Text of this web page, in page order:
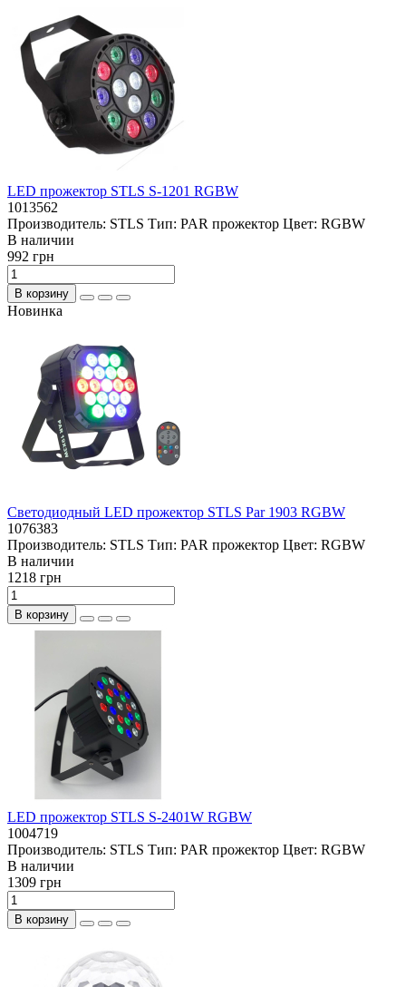
LED прожектор STLS S-1201 RGBW
1013562
Производитель: STLS Тип: PAR прожектор Цвет: RGBW
В наличии
992 грн
В корзину
Новинка
Светодиодный LED прожектор STLS Par 1903 RGBW
1076383
Производитель: STLS Тип: PAR прожектор Цвет: RGBW
В наличии
1218 грн
В корзину
LED прожектор STLS S-2401W RGBW
1004719
Производитель: STLS Тип: PAR прожектор Цвет: RGBW
В наличии
1309 грн
В корзину